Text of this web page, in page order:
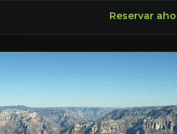
Reservar